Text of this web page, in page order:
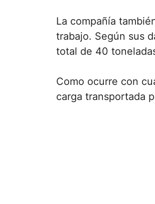
La compañía
trabajo. Según sus
total de 40
Como ocurre con
carga transportada